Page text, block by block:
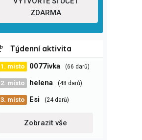
ZDARMA
Týdenní aktivita
1. místo 0077ivka (66 darů)
2. místo helena (48 darů)
3. místo Esi (24 darů)
Zobrazit vše